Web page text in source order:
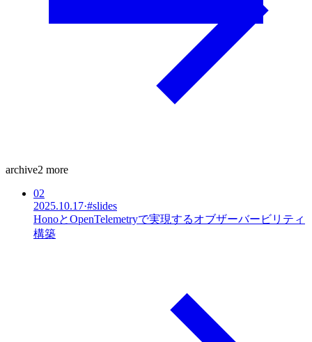
archive2 more
02
2025.10.17·#slides
HonoとOpenTelemetryで実現するオブザーバービリティ
構築